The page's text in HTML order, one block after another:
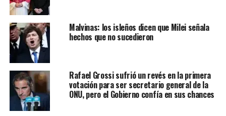
Malvinas: los isleños dicen que Milei señala
hechos que no sucedieron
Rafael Grossi sufrió un revés en la primera
votación para ser secretario general de la
ONU, pero el Gobierno confía en sus chances